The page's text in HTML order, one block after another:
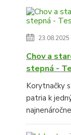
23.08.2025
Chov a
stepná -
Korytnačky
patria k